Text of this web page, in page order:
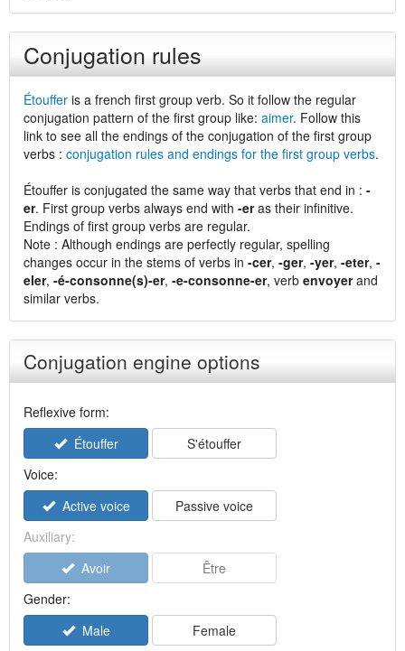
Conjugation rules
Étouffer is a french first group verb. So it follow the regular
conjugation pattern of the first group like: aimer. Follow this
link to see all the endings of the conjugation of the first group
verbs : conjugation rules and endings for the first group verbs.
Étouffer is conjugated the same way that verbs that end in : -
er. First group verbs always end with -eras their infinitive.
Endings of first group verbs are regular.
Note : Although endings are perfectly regular, spelling
changes occur in the stems of verbs in -cer, -ger, -yer, -eter, -
eler, -é-consonne(s)-er, -e-consonne-er, verb envoyerand
similar verbs.
Conjugation engine options
Reflexive form:
Étouffer
S'étouffer
Voice:
Active voice
Passive voice
Auxiliary:
Avoir
Être
Gender:
Male
Female